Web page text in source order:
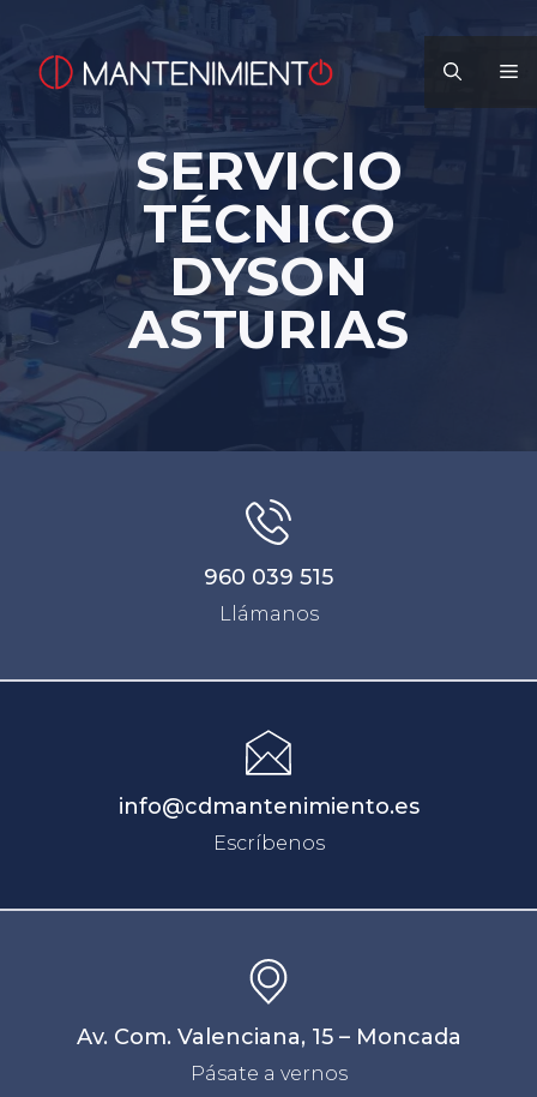
contenido
SERVICIO
TÉCNICO
DYSON
ASTURIAS
960 039 515
Llámanos
info@cdmantenimiento.es
Escríbenos
Av. Com. Valenciana, 15 – Moncada
Pásate a vernos